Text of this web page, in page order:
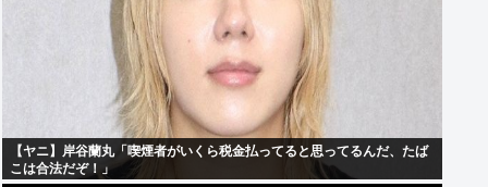
【ヤニ】岸谷蘭丸「喫煙者がいくら税金払ってると思ってるんだ、たば
こは合法だぞ！」